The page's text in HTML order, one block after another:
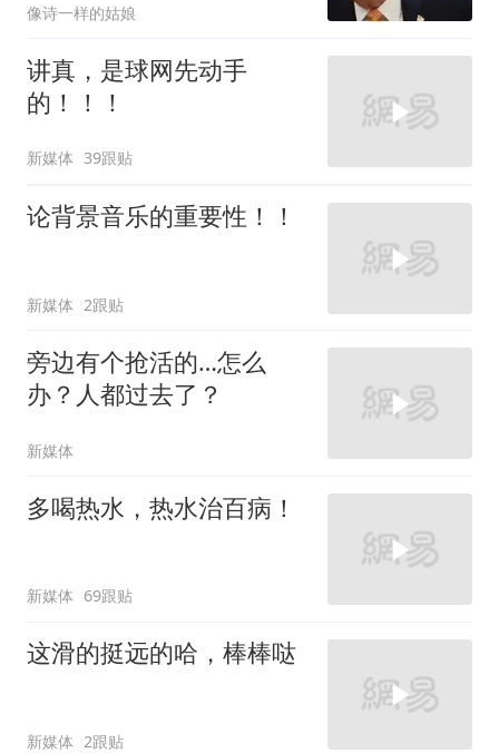
像诗一样的姑娘
讲真，是球网先动手
的！！！
新媒体 39跟贴
论背景音乐的重要性！！
新媒体 2跟贴
旁边有个抢活的…怎么
办？人都过去了？
新媒体
多喝热水，热水治百病！
新媒体 69跟贴
这滑的挺远的哈，棒棒哒
新媒体 2跟贴